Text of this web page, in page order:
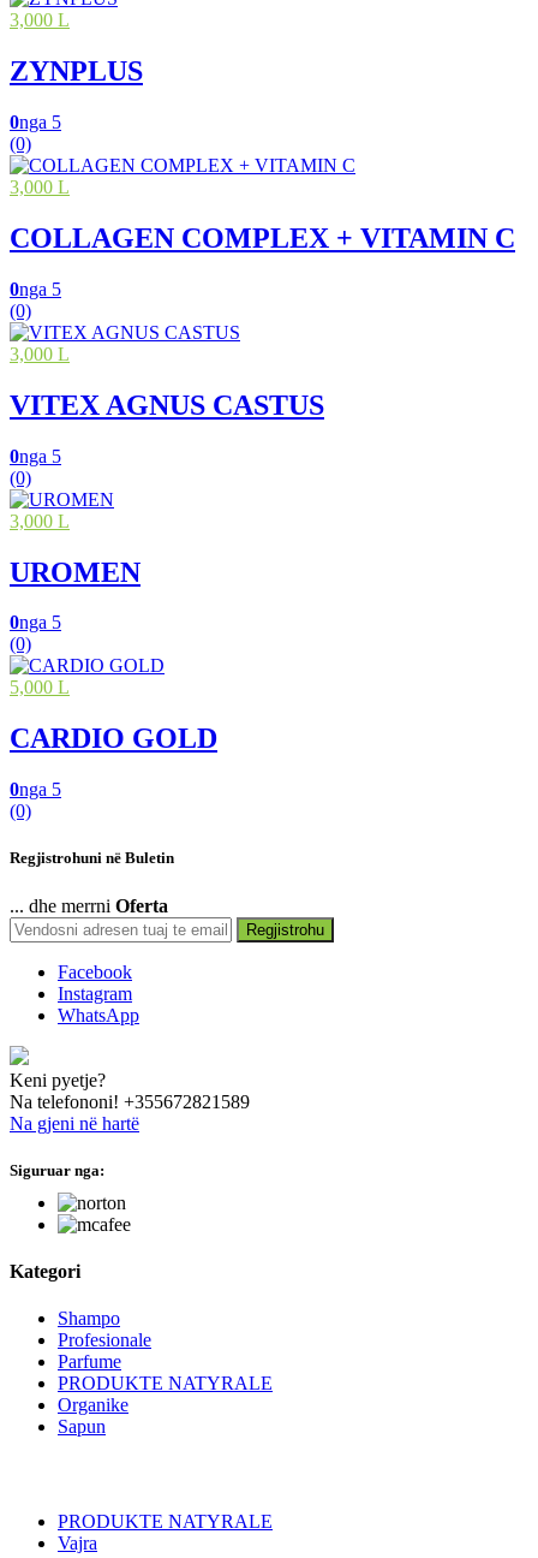
3,000 L
ZYNPLUS
0nga 5
(0)
3,000 L
COLLAGEN COMPLEX + VITAMIN C
0nga 5
(0)
3,000 L
VITEX AGNUS CASTUS
0nga 5
(0)
3,000 L
UROMEN
0nga 5
(0)
5,000 L
CARDIO GOLD
0nga 5
(0)
Regjistrohuni në Buletin
... dhe merrni Oferta
Regjistrohu
Facebook
Instagram
WhatsApp
Keni pyetje?
Na telefononi! +355672821589
Na gjeni në hartë
Siguruar nga:
Kategori
Shampo
Profesionale
Parfume
PRODUKTE NATYRALE
Organike
Sapun
PRODUKTE NATYRALE
Vajra